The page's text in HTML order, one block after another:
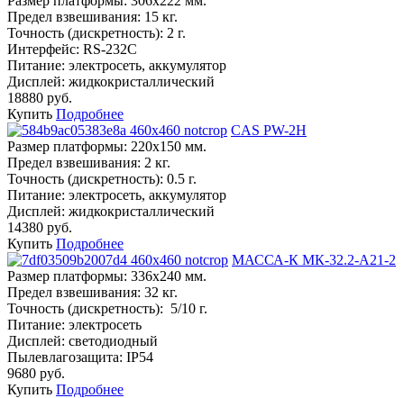
Предел взвешивания: 15 кг.
Точность (дискретность): 2 г.
Интерфейс: RS-232C
Питание: электросеть, аккумулятор
Дисплей: жидкокристаллический
18880 руб.
Купить Подробнее
CAS PW-2H
Размер платформы: 220х150 мм.
Предел взвешивания: 2 кг.
Точность (дискретность): 0.5 г.
Питание: электросеть, аккумулятор
Дисплей: жидкокристаллический
14380 руб.
Купить Подробнее
МАССА-К МК-32.2-А21-2
Размер платформы: 336х240 мм.
Предел взвешивания: 32 кг.
Точность (дискретность): 5/10 г.
Питание: электросеть
Дисплей: светодиодный
Пылевлагозащита: IP54
9680 руб.
Купить Подробнее